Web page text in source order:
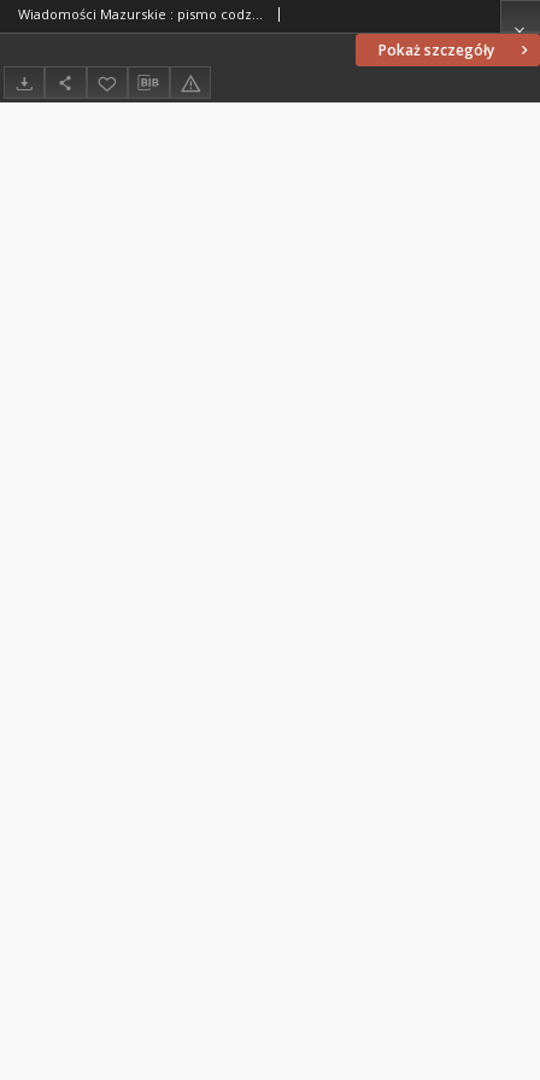
Pokaż szczegóły
Wiadomości Mazurskie : pismo codzienne. 1946 (R. 2), nr 132 (143)